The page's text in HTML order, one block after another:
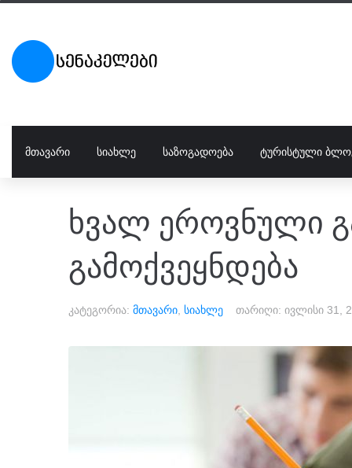
ᲛᲗᲐᲕᲐᲠᲘ ᲡᲘᲐᲮᲚᲔ ᲡᲐᲖᲝᲒᲐᲓᲝᲔᲑᲐ ᲢᲣᲠᲘᲡᲢᲣᲚᲘ
ხვალ ეროვნული
გამოქვეყნდება
კატეგორია: მთავარი სიახლე თარიღი: ივლისი 31,